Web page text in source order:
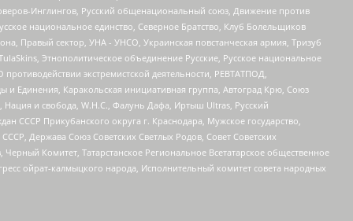
Инглингов, Русский общенациональный союз, Движение против
национальное единство, Северное Братство, Клуб Болельщиков
Правый сектор, УНА - УНСО, Украинская повстанческая армия, Тризуб
Этнополитическое объединение Русские, Русское национальное
экстремистской деятельности, РЕВТАТПОД,
Единения, Каракольская инициативная группа, Автоград Крю, Союз
Нация и свобода, W.H.С., Фалунь Дафа, Иртыш Ultras, Русский
Прикубанского округа г. Краснодара, Мужское государство,
Держава Союз Советских Светлых Родов, Совет Советских
Комитет, Татарстанское Региональное Всетатарское общественное
ойрат-калмыцкого народа, Исполнительный комитет совета народных